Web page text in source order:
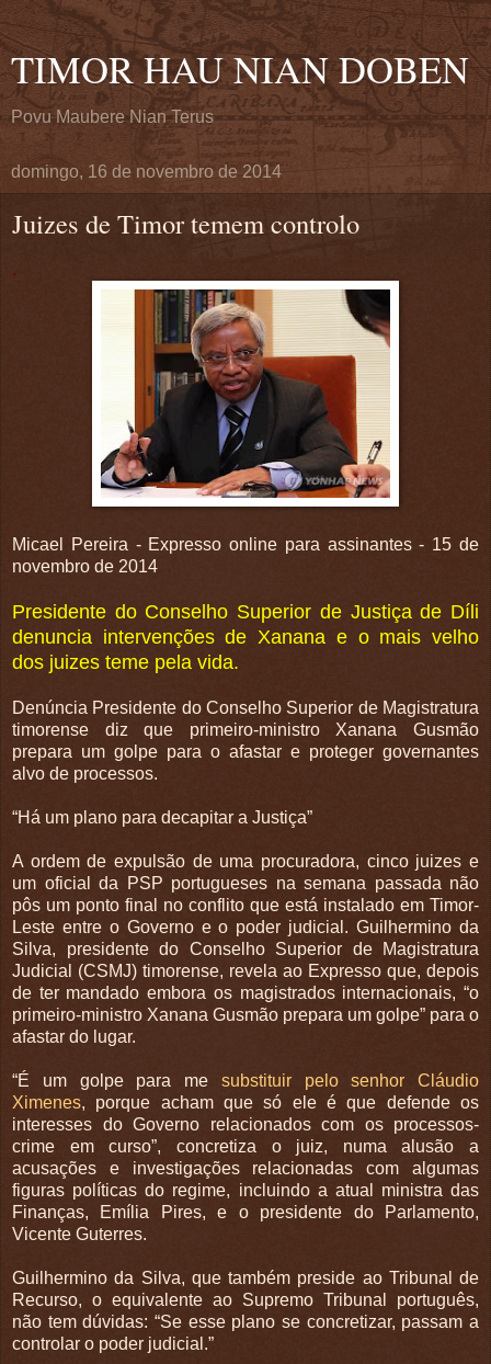
TIMOR HAU NIAN DOBEN
Povu Maubere Nian Terus
domingo, 16 de novembro de 2014
Juizes de Timor temem controlo
.
Micael Pereira - Expresso online para assinantes - 15 de
novembro de 2014
Presidente do Conselho Superior de Justiça de Díli
denuncia intervenções de Xanana e o mais velho
dos juizes teme pela vida.
Denúncia Presidente do Conselho Superior de Magistratura
timorense diz que primeiro-ministro Xanana Gusmão
prepara um golpe para o afastar e proteger governantes
alvo de processos.
“Há um plano para decapitar a Justiça”
A ordem de expulsão de uma procuradora, cinco juizes e
um oficial da PSP portugueses na semana passada não
pôs um ponto final no conflito que está instalado em Timor-
Leste entre o Governo e o poder judicial. Guilhermino da
Silva, presidente do Conselho Superior de Magistratura
Judicial (CSMJ) timorense, revela ao Expresso que, depois
de ter mandado embora os magistrados internacionais, “o
primeiro-ministro Xanana Gusmão prepara um golpe” para o
afastar do lugar.
“É um golpe para me substituir pelo senhor Cláudio
Ximenes, porque acham que só ele é que defende os
interesses do Governo relacionados com os processos-
crime em curso”, concretiza o juiz, numa alusão a
acusações e investigações relacionadas com algumas
figuras políticas do regime, incluindo a atual ministra das
Finanças, Emília Pires, e o presidente do Parlamento,
Vicente Guterres.
Guilhermino da Silva, que também preside ao Tribunal de
Recurso, o equivalente ao Supremo Tribunal português,
não tem dúvidas: “Se esse plano se concretizar, passam a
controlar o poder judicial.”